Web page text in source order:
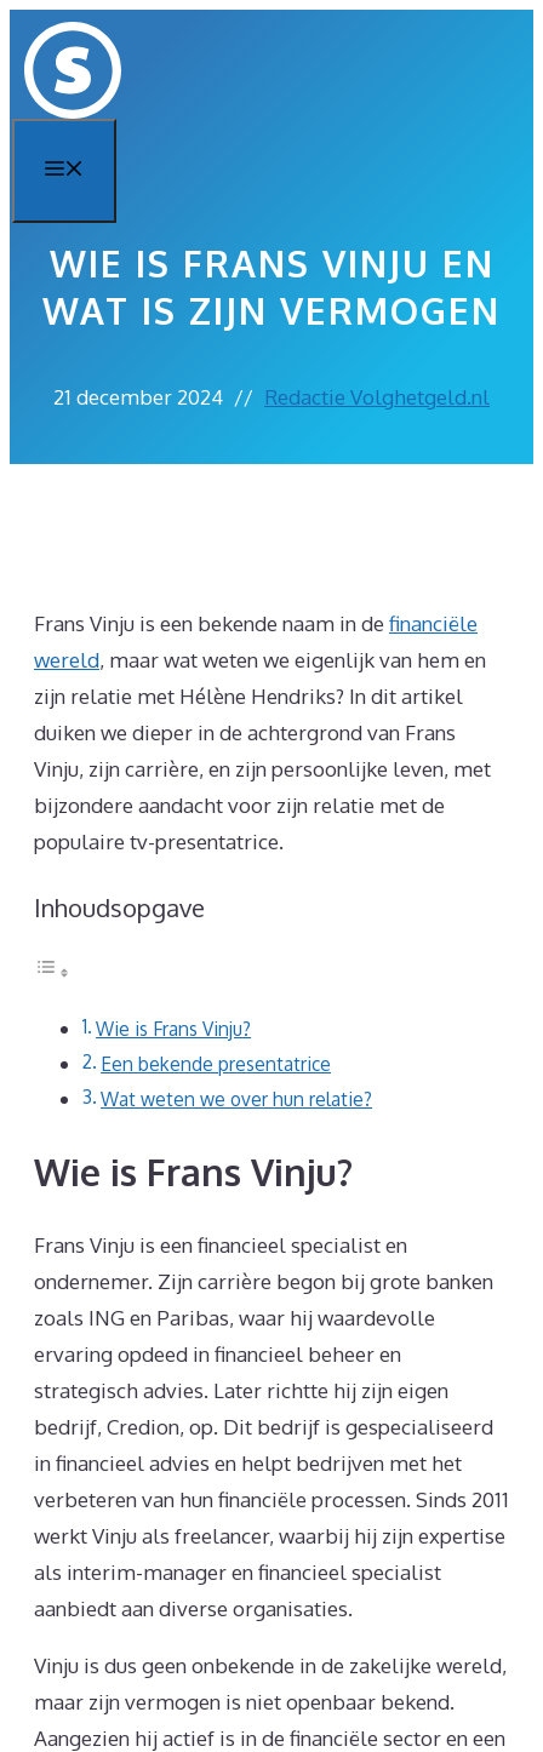
naar
WIE IS FRANS VINJU EN
WAT IS ZIJN VERMOGEN
21 december 2024 // Redactie Volghetgeld.nl
Frans Vinju is een bekende naam in de financiële
wereld, maar wat weten we eigenlijk van hem en
zijn relatie met Hélène Hendriks? In dit artikel
duiken we dieper in de achtergrond van Frans
Vinju, zijn carrière, en zijn persoonlijke leven, met
bijzondere aandacht voor zijn relatie met de
populaire tv-presentatrice.
Inhoudsopgave
Wie is Frans Vinju?
Een bekende presentatrice
Wat weten we over hun relatie?
Wie is Frans Vinju?
Frans Vinju is een financieel specialist en
ondernemer. Zijn carrière begon bij grote banken
zoals ING en Paribas, waar hij waardevolle
ervaring opdeed in financieel beheer en
strategisch advies. Later richtte hij zijn eigen
bedrijf, Credion, op. Dit bedrijf is gespecialiseerd
in financieel advies en helpt bedrijven met het
verbeteren van hun financiële processen. Sinds 2011
werkt Vinju als freelancer, waarbij hij zijn expertise
als interim-manager en financieel specialist
aanbiedt aan diverse organisaties.
Vinju is dus geen onbekende in de zakelijke wereld,
maar zijn vermogen is niet openbaar bekend.
Aangezien hij actief is in de financiële sector en een